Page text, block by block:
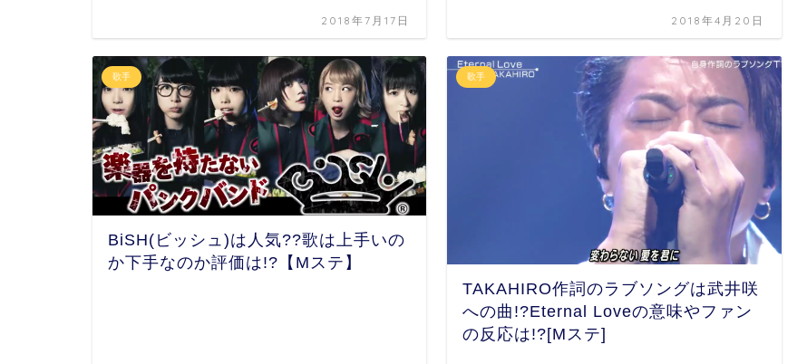
2018年7月17日 2018年4月20日
歌手
BiSH(ビッシュ)は人気??歌は上手いの
か下手なのか評価は!?【Mステ】
歌手
TAKAHIRO作詞のラブソングは武井咲
への曲!?Eternal Loveの意味やファン
の反応は!?[Mステ]